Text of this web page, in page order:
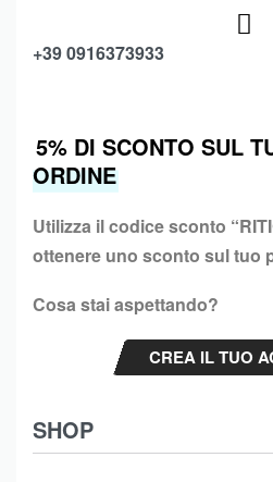
+39 0916373933
SHOP
5% DI SCONTO SUL
ORDINE
Utilizza il codice sconto “
ottenere uno sconto sul tuo
Cosa stai aspettando?
CREA IL TUO